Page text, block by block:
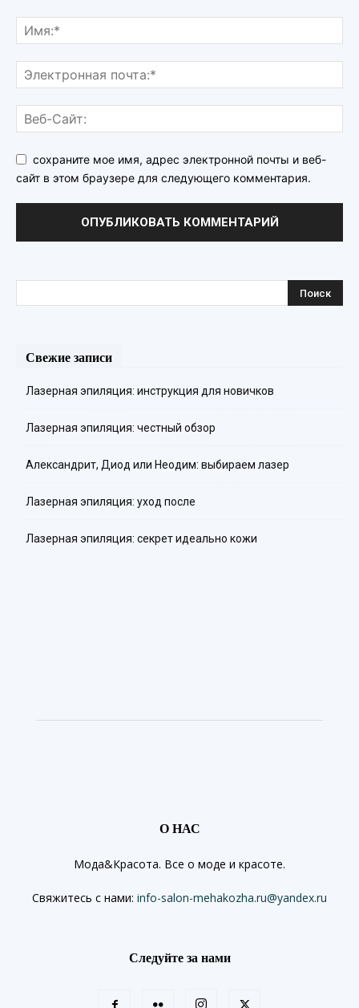
сохраните мое имя, адрес электронной почты и веб-
сайт в этом браузере для следующего комментария.
Свежие записи
Лазерная эпиляция: инструкция для новичков
Лазерная эпиляция: честный обзор
Александрит, Диод или Неодим: выбираем лазер
Лазерная эпиляция: уход после
Лазерная эпиляция: секрет идеально кожи
О НАС
Мода&Красота. Все о моде и красоте.
Свяжитесь с нами: info-salon-mehakozha.ru@yandex.ru
Следуйте за нами